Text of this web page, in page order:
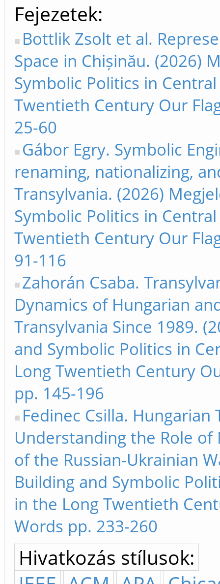
Fejezetek
Bottlik Zsolt et al.
Space in Chișinău. (2026)
Symbolic Politics in
Twentieth Century Our
25-60
Gábor Egry. Symbolic
renaming, nationalizing,
Transylvania. (2026)
Symbolic Politics in
Twentieth Century Our
91-116
Zahorán Csaba.
Dynamics of Hungarian
Transylvania Since 1989.
and Symbolic Politics in
Long Twentieth Century
pp. 145-196
Fedinec Csilla.
Understanding the Role
of the Russian-Ukrainian
Building and Symbolic
in the Long Twentieth
Words pp. 233-260
Hivatkozás stílusok: